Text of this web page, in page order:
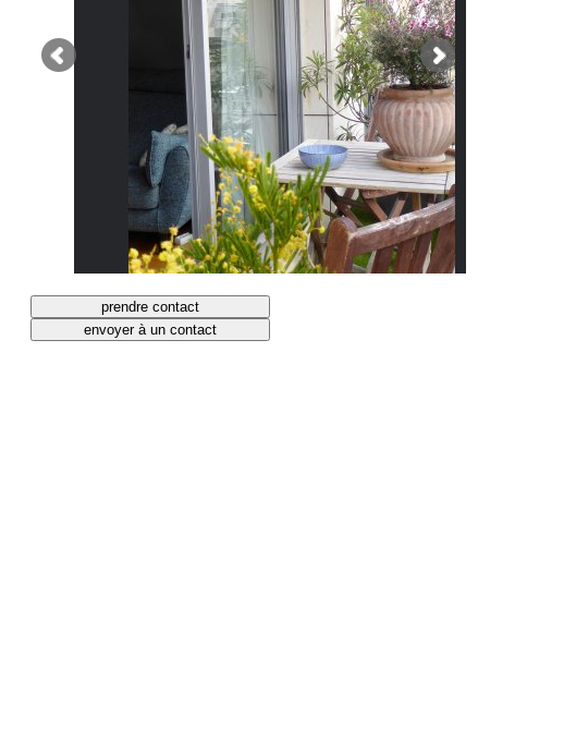
prendre contact
envoyer à un contact